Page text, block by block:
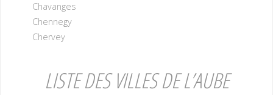
Chavanges
Chennegy
Chervey
LISTE DES VILLES DE L’AUBE